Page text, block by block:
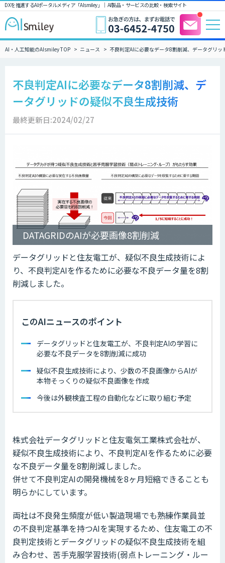
DXを推進するAIポータルメディア「AIsmiley」｜ AI製品・サービスの比較・検索サイト
AI・人工知能のAIsmiley TOP ニュース 不良判定AIに必要なデータ8割削減、データグリッ
不良判定AIに必要なデータ8割削減、デ
ータグリッドの疑似不良生成技術
最終更新日:2024/02/27
DATAGRIDのAIが必要画像8割削減
データグリッドと住友電工が、疑似不良生成技術によ
り、不良判定AIを作るために必要な不良データ量を8割
削減しました。
このAIニュースのポイント
データグリッドと住友電工が、不良判定AIの学習に
必要な不良データを8割削減に成功
疑似不良生成技術により、少数の不良画像からAIが
本物そっくりの疑似不良画像を作成
今後は外観検査工程の自動化などに取り組む予定
株式会社データグリッドと住友電気工業株式会社が、
疑似不良生成技術により、不良判定AIを作るために必要
な不良データ量を8割削減しました。
併せて不良判定AIの開発機械を8ヶ月短縮できることも
明らかにしています。
両社は不良発生頻度が低い製造現場でも熟練作業員並
の不良判定基準を持つAIを実現するため、住友電工の不
良判定技術とデータグリッドの疑似不良生成技術を組
み合わせ、苦手克服学習技術(弱点トレーニング・ルー